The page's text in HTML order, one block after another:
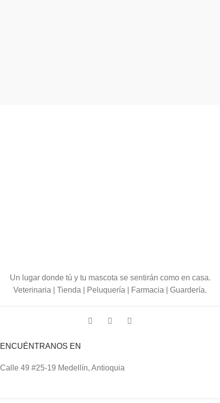
Un lugar donde tú y tu mascota se sentirán como en casa.
Veterinaria | Tienda | Peluquería | Farmacia | Guardería.
ENCUÉNTRANOS EN
Calle 49 #25-19 Medellín, Antioquia